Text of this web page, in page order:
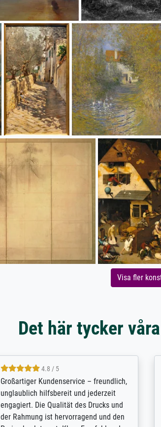
Visa fler
Det här tycker
5 / 5
Für ein Erinnerungsbuch mit der
Feldpost meines Großvaters aus dem 1.
Weltkrieg benötigte ich ein
ausdrucksvolles Bild. Das habe ich bei